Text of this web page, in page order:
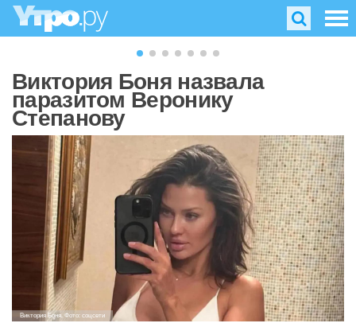
Виктория Боня назвала
паразитом Веронику
Степанову
Виктория Боня. Фото: соцсети